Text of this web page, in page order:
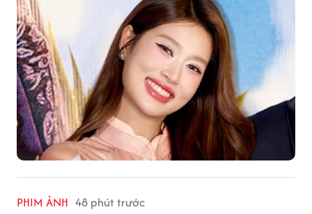
PHIM ẢNH 48 phút trước